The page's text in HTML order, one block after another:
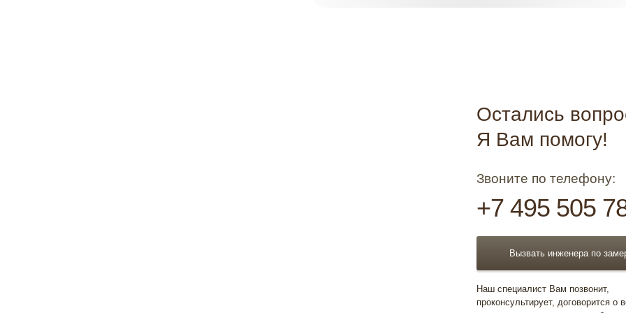
Остались
Я Вам помогу!
Звоните по телефону:
+7 495 505
Вызвать инженера по
Наш специалист Вам позвонит,
проконсультирует, договорится о